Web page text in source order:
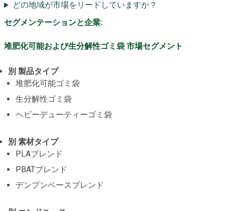
どの地域が市場をリードしていますか？
セグメンテーションと企業:
堆肥化可能および生分解性ゴミ袋 市場セグメント
別 製品タイプ
堆肥化可能ゴミ袋
生分解性ゴミ袋
ヘビーデューティーゴミ袋
別 素材タイプ
PLAブレンド
PBATブレンド
デンプンベースブレンド